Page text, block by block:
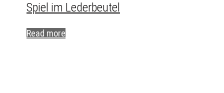
Spiel im Lederbeutel
Read more